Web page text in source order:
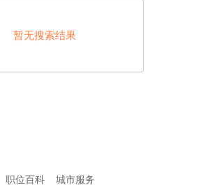
暂无搜索结果
职位百科 城市服务